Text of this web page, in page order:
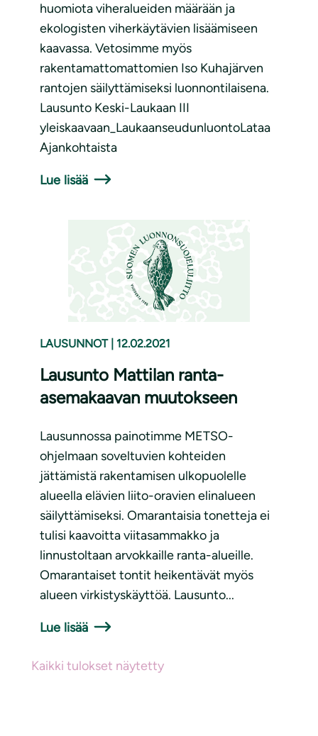
huomiota viheralueiden määrään ja
ekologisten viherkäytävien lisäämiseen
kaavassa. Vetosimme myös
rakentamattomattomien Iso Kuhajärven
rantojen säilyttämiseksi luonnontilaisena.
Lausunto Keski-Laukaan III
yleiskaavaan_LaukaanseudunluontoLataa
Ajankohtaista
Lue lisää
LAUSUNNOT 12.02.2021
Lausunto Mattilan ranta-
asemakaavan muutokseen
Lausunnossa painotimme METSO-
ohjelmaan soveltuvien kohteiden
jättämistä rakentamisen ulkopuolelle
alueella elävien liito-oravien elinalueen
säilyttämiseksi. Omarantaisia tonetteja ei
tulisi kaavoitta viitasammakko ja
linnustoltaan arvokkaille ranta-alueille.
Omarantaiset tontit heikentävät myös
alueen virkistyskäyttöä. Lausunto...
Lue lisää
Kaikki tulokset näytetty